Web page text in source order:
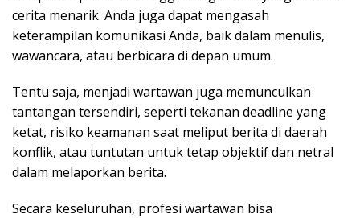
cerita menarik. Anda juga dapat mengasah
keterampilan komunikasi Anda, baik dalam menulis,
wawancara, atau berbicara di depan umum.
Tentu saja, menjadi wartawan juga memunculkan
tantangan tersendiri, seperti tekanan deadline yang
ketat, risiko keamanan saat meliput berita di daerah
konflik, atau tuntutan untuk tetap objektif dan netral
dalam melaporkan berita.
Secara keseluruhan, profesi wartawan bisa